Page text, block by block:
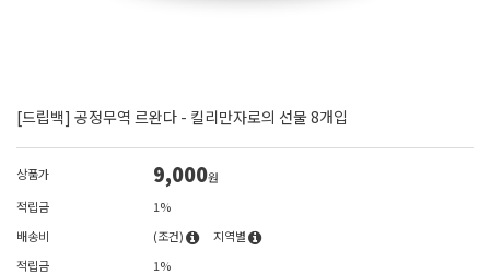
[드립백] 공정무역 르완다 - 킬리만자로의 선물 8개입
상품가 9,000원
적립금
1%
배송비
(조건)
지역별
적립금
1%